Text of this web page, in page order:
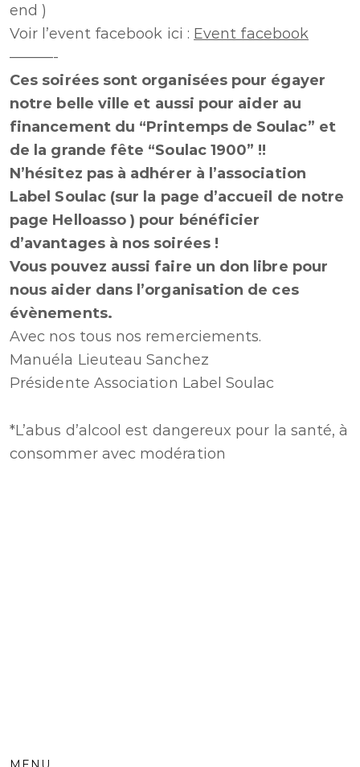
end )
Voir l’event facebook ici : Event facebook
———-
Ces soirées sont organisées pour égayer
notre belle ville et aussi pour aider au
financement du “Printemps de Soulac” et
de la grande fête “Soulac 1900” !!
N’hésitez pas à adhérer à l’association
Label Soulac (sur la page d’accueil de notre
page Helloasso ) pour bénéficier
d’avantages à nos soirées !
Vous pouvez aussi faire un don libre pour
nous aider dans l’organisation de ces
évènements.
Avec nos tous nos remerciements.
Manuéla Lieuteau Sanchez
Présidente Association Label Soulac
*L’abus d’alcool est dangereux pour la santé, à
consommer avec modération